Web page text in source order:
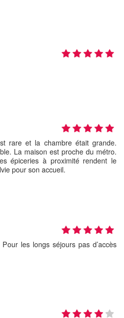
rare et la chambre était grande.
La maison est proche du métro.
épiceries à proximité rendent le
pour son accueil.
les longs séjours pas d’accès